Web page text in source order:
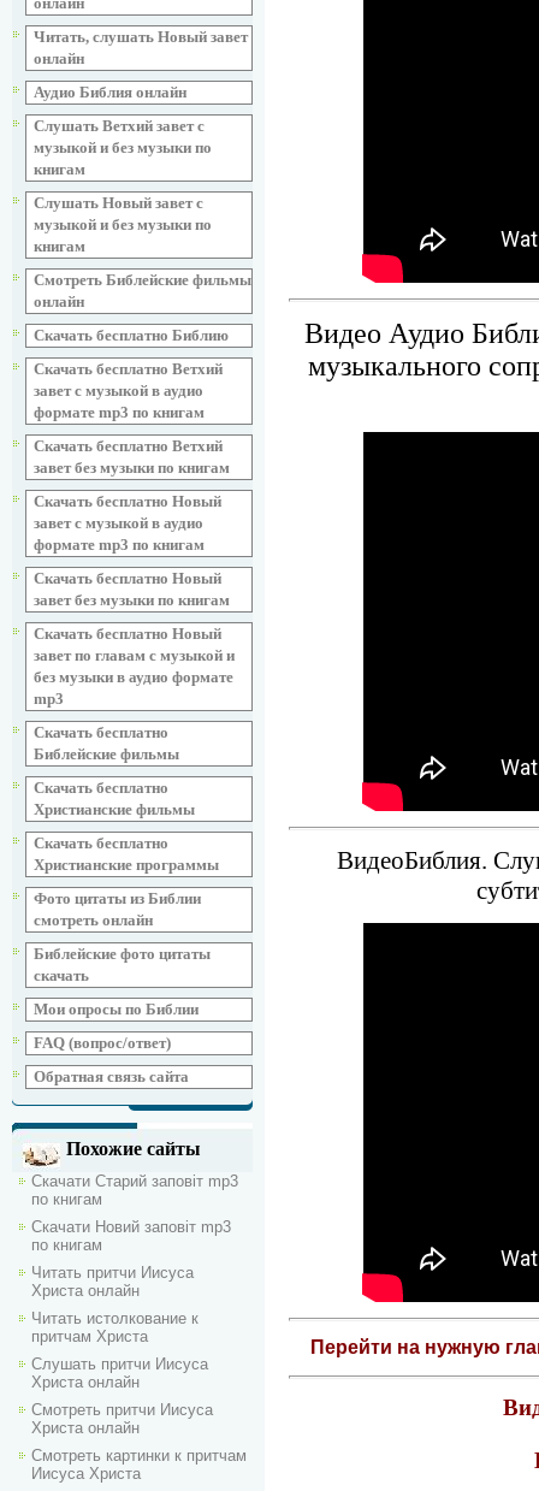
Читать, слушать Новый завет
онлайн
Аудио Библия онлайн
Слушать Ветхий завет с
музыкой и без музыки по
книгам
Слушать Новый завет с
музыкой и без музыки по
книгам
Смотреть Библейские фильмы
онлайн
Скачать бесплатно Библию
Скачать бесплатно Ветхий
завет с музыкой в аудио
формате mp3 по книгам
Скачать бесплатно Ветхий
завет без музыки по книгам
Скачать бесплатно Новый
завет с музыкой в аудио
формате mp3 по книгам
Скачать бесплатно Новый
завет без музыки по книгам
Скачать бесплатно Новый
завет по главам с музыкой и
без музыки в аудио формате
mp3
Скачать бесплатно
Библейские фильмы
Скачать бесплатно
Христианские фильмы
Скачать бесплатно
Христианские программы
Фото цитаты из Библии
смотреть онлайн
Библейские фото цитаты
скачать
Мои опросы по Библии
FAQ (вопрос/ответ)
Обратная связь сайта
Похожие сайты
Скачати Старий заповіт mp3
по книгам
Скачати Новий заповіт mp3
по книгам
Читать притчи Иисуса
Христа онлайн
Читать истолкование к
притчам Христа
Слушать притчи Иисуса
Христа онлайн
Смотреть притчи Иисуса
Христа онлайн
Смотреть картинки к притчам
Иисуса Христа
Видео Аудио
музыкального
ВидеоБиблия.
Перейти на нужную